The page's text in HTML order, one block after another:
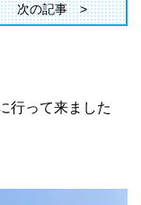
次の記事
行って来ました